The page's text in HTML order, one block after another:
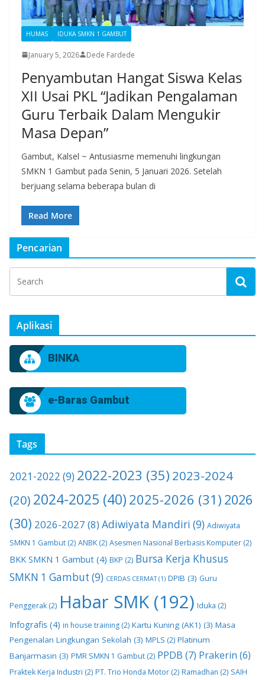
HUMAS IDUKA SMKN 1 GAMBUT
January 5, 2026 Dede Fardede
Penyambutan Hangat Siswa Kelas
XII Usai PKL “Jadikan Pengalaman
Guru Terbaik Dalam Mengukir
Masa Depan”
Gambut, Kalsel ~ Antusiasme memenuhi lingkungan
SMKN 1 Gambut pada Senin, 5 Januari 2026. Setelah
berjuang selama beberapa bulan di
Read More
Pencarian
Aplikasi
BINKA
e-Baras Gambut
Tags
2021-2022 (9) 2022-2023 (35) 2023-2024
(20) 2024-2025 (40) 2025-2026 (31) 2026
(30) 2026-2027 (8) Adiwiyata Mandiri (9) Adiwiyata
SMKN 1 Gambut (2) ANBK (2) Asesmen Nasional Berbasis Komputer (2)
BKK SMKN 1 Gambut (4) BKP (2) Bursa Kerja Khusus
SMKN 1 Gambut (9) CERDAS CERMAT(1) DPIB (3) Guru
Penggerak (2) Habar SMK (192) Iduka (2)
Infografis (4) in house training (2) Kartu Kuning (AK1) (3) Masa
Pengenalan Lingkungan Sekolah (3) MPLS (2) Platinum
Banjarmasin (3) PMR SMKN 1 Gambut (2) PPDB (7) Prakerin (6)
Praktek Kerja Industri (2) PT. Trio Honda Motor (2) Ramadhan (2) SAIH